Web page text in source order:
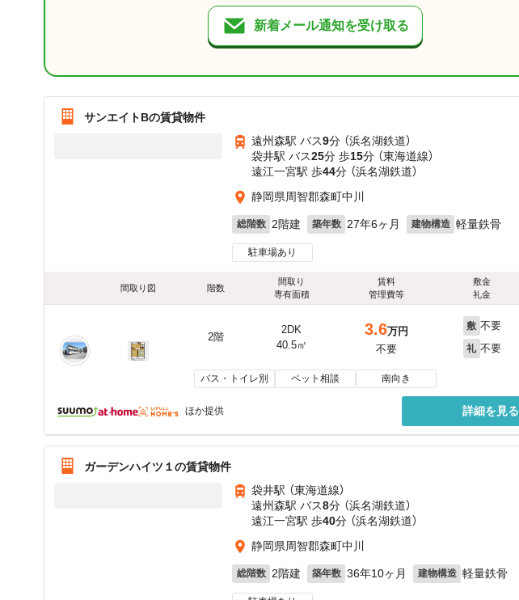
新着メール通知を受け取る
サンエイトBの賃貸物件
遠州森駅 バス9分 （浜名湖鉄道）
袋井駅 バス25分 歩15分 （東海道線）
遠江一宮駅 歩44分 （浜名湖鉄道）
静岡県周智郡森町中川
総階数 2階建 築年数 27年6ヶ月 建物構造 軽量鉄骨
駐車場あり
間取り図 階数
間取り
専有面積
賃料
管理費等
敷金
礼金
2階
2DK
40.5㎡
3.6万円
不要
敷 不要
礼 不要
バス・トイレ別 ペット相談 南向き
ほか提供 詳細を見る
ガーデンハイツ１の賃貸物件
袋井駅 （東海道線）
遠州森駅 バス8分 （浜名湖鉄道）
遠江一宮駅 歩40分 （浜名湖鉄道）
静岡県周智郡森町中川
総階数 2階建 築年数 36年10ヶ月 建物構造 軽量鉄骨